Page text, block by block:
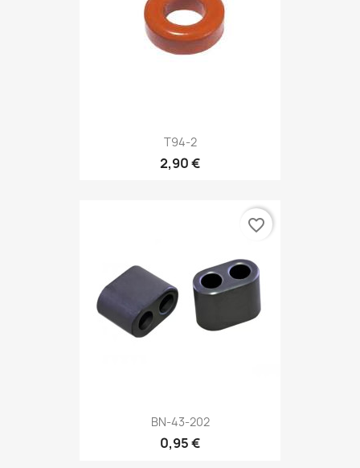
T94-2
2,90 €
BN-43-202
0,95 €
favorite_border